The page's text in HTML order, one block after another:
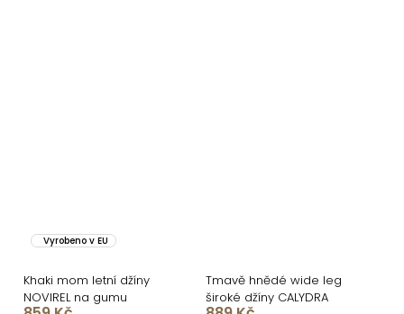
Vyrobeno v EU
Khaki mom letní džíny
NOVIREL na gumu
Tmavě hnědé wide leg
široké džíny CALYDRA